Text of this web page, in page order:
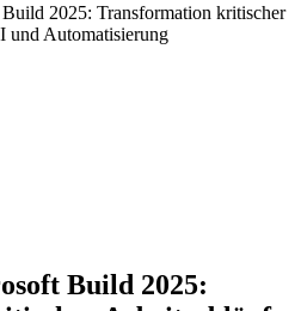
2025: Transformation kritischer
und Automatisierung
Build 2025: